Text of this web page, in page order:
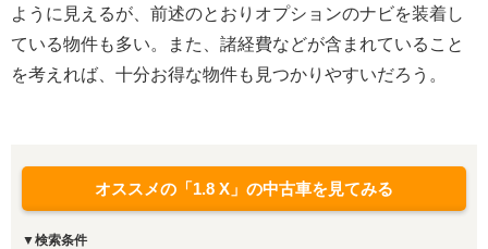
ように見えるが、前述のとおりオプションのナビを装着し
ている物件も多い。また、諸経費などが含まれていること
を考えれば、十分お得な物件も見つかりやすいだろう。
オススメの「1.8 X」の中古車を見てみる
▼検索条件